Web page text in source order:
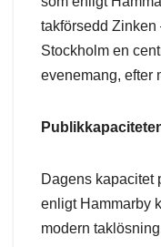
takförsedd
Stockholm en
evenemang, efter
Dagens kapacitet
enligt Hammarby
modern